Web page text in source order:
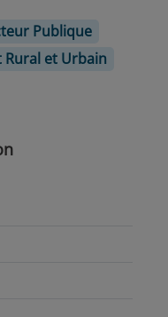
Publique
et Urbain